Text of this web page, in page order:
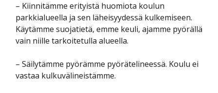
– Kiinnitämme erityistä huomiota koulun
parkkialueella ja sen läheisyydessä kulkemiseen.
Käytämme suojatietä, emme keuli, ajamme pyörällä
vain niille tarkoitetulla alueella.
– Säilytämme pyörämme pyörätelineessä. Koulu ei
vastaa kulkuvälineistämme.